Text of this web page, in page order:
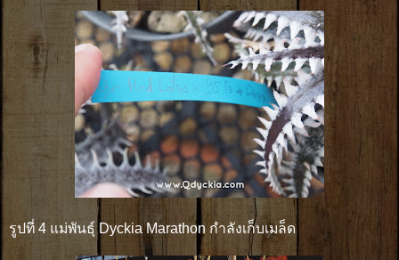
รูปที่ 4 แม่พันธุ์ Dyckia Marathon กำลังเก็บเมล็ด